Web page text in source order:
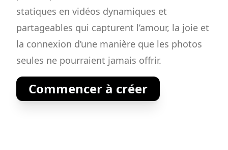
statiques en vidéos dynamiques et
partageables qui capturent l’amour, la joie et
la connexion d’une manière que les photos
seules ne pourraient jamais offrir.
Commencer à créer